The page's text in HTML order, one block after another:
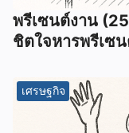
พรีเซนต์งาน
ชิตใจหารพรีเซ
เศรษฐกิจ